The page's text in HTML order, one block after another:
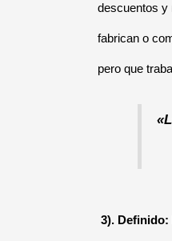
descuentos y
fabrican o
pero que
3). Definido: